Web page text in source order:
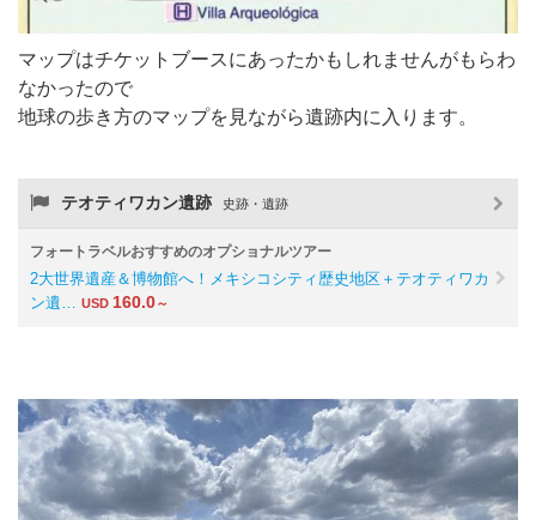
マップはチケットブースにあったかもしれませんがもらわ
なかったので
地球の歩き方のマップを見ながら遺跡内に入ります。
テオティワカン遺跡 史跡・遺跡
フォートラベルおすすめのオプショナルツアー
2大世界遺産＆博物館へ！メキシコシティ歴史地区＋テオティワカ
ン遺… USD 160.0～